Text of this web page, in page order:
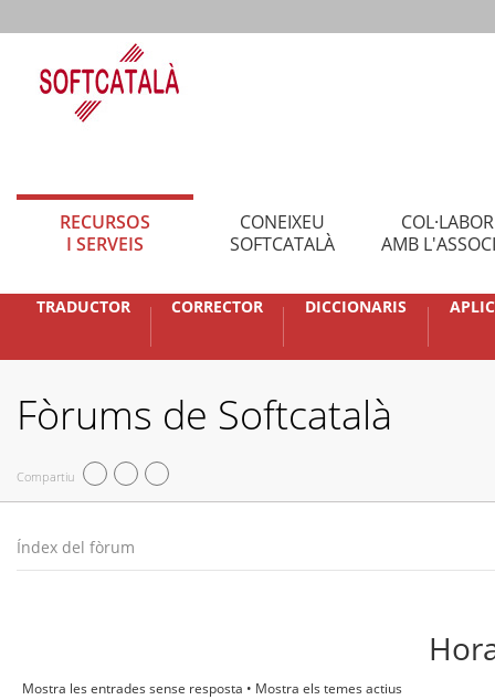
RECURSOS
I SERVEIS
CONEIXEU
SOFTCATALÀ
AMB
TRADUCTOR CORRECTOR DICCIONARIS
Fòrums de Softcatalà
Compartiu
Índex del fòrum
Mostra les entrades sense resposta • Mostra els temes actius